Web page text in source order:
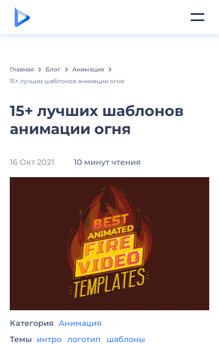
Главная Блог
Анимация
15+ лучших шаблонов анимации огня
15+ лучших шаблонов
анимации огня
16 Окт 2021 10 минут чтения
Категория Анимация
Темы
интро логотип шаблоны